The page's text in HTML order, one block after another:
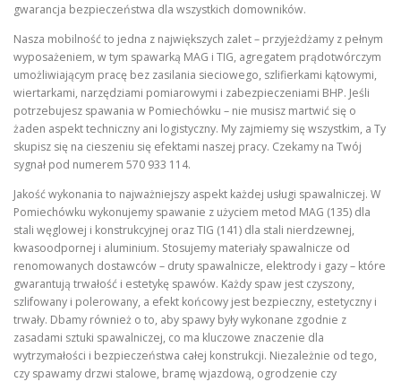
gwarancja bezpieczeństwa dla wszystkich domowników.
Nasza mobilność to jedna z największych zalet – przyjeżdżamy z pełnym
wyposażeniem, w tym spawarką MAG i TIG, agregatem prądotwórczym
umożliwiającym pracę bez zasilania sieciowego, szlifierkami kątowymi,
wiertarkami, narzędziami pomiarowymi i zabezpieczeniami BHP. Jeśli
potrzebujesz spawania w Pomiechówku – nie musisz martwić się o
żaden aspekt techniczny ani logistyczny. My zajmiemy się wszystkim, a Ty
skupisz się na cieszeniu się efektami naszej pracy. Czekamy na Twój
sygnał pod numerem 570 933 114.
Jakość wykonania to najważniejszy aspekt każdej usługi spawalniczej. W
Pomiechówku wykonujemy spawanie z użyciem metod MAG (135) dla
stali węglowej i konstrukcyjnej oraz TIG (141) dla stali nierdzewnej,
kwasoodpornej i aluminium. Stosujemy materiały spawalnicze od
renomowanych dostawców – druty spawalnicze, elektrody i gazy – które
gwarantują trwałość i estetykę spawów. Każdy spaw jest czyszony,
szlifowany i polerowany, a efekt końcowy jest bezpieczny, estetyczny i
trwały. Dbamy również o to, aby spawy były wykonane zgodnie z
zasadami sztuki spawalniczej, co ma kluczowe znaczenie dla
wytrzymałości i bezpieczeństwa całej konstrukcji. Niezależnie od tego,
czy spawamy drzwi stalowe, bramę wjazdową, ogrodzenie czy